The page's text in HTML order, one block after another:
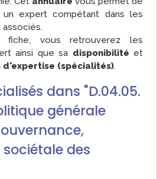
expert compétant dans les
vous retrouverez les
ainsi que sa disponibilité et
d'expertise (spécialités).
dans "D.04.05.
générale
des